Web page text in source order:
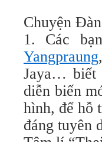
Chuyện
1. Các
Yangpraung,
Jaya… biết
diễn biến
hình, để hỗ
đáng tuyên